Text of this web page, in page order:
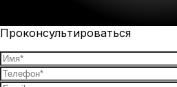
Проконсультироваться